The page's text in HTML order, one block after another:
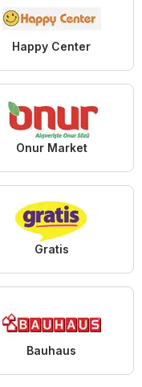
Happy Center
Onur Market
Gratis
Bauhaus